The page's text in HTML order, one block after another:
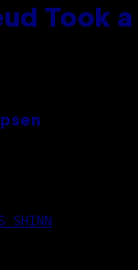
Took
SHINN